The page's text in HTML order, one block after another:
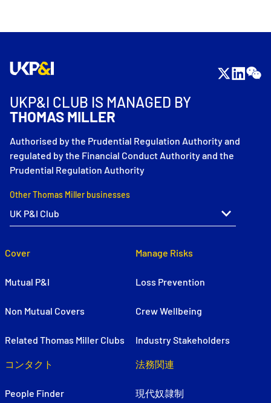
UKP&I CLUB IS MANAGED BY
THOMAS MILLER
Authorised by the Prudential Regulation Authority and
regulated by the Financial Conduct Authority and the
Prudential Regulation Authority
Other Thomas Miller businesses
Cover
Mutual P&I
Non Mutual Covers
Related Thomas Miller Clubs
Manage Risks
Loss Prevention
Crew Wellbeing
Industry Stakeholders
コンタクト
People Finder
法務関連
現代奴隷制